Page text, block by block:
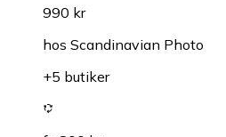
990 kr
hos Scandinavian Photo
+5 butiker